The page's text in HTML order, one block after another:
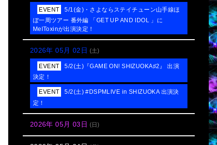
5/1(金)・さよならステイチューン山手線ほ
ぼ一周ツアー 番外編 「GET UP AND IDOL 」に
MelToxinが出演決定！
2026年 05月 02日 (土)
5/2(土)『GAME ON! SHIZUOKA♯2』 出演
決定！
5/2(土) #DSPMLIVE in SHIZUOKA 出演決
定！
2026年 05月 03日 (日)